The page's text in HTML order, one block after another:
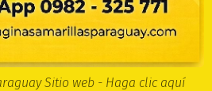
Sitio web - Haga clic aquí